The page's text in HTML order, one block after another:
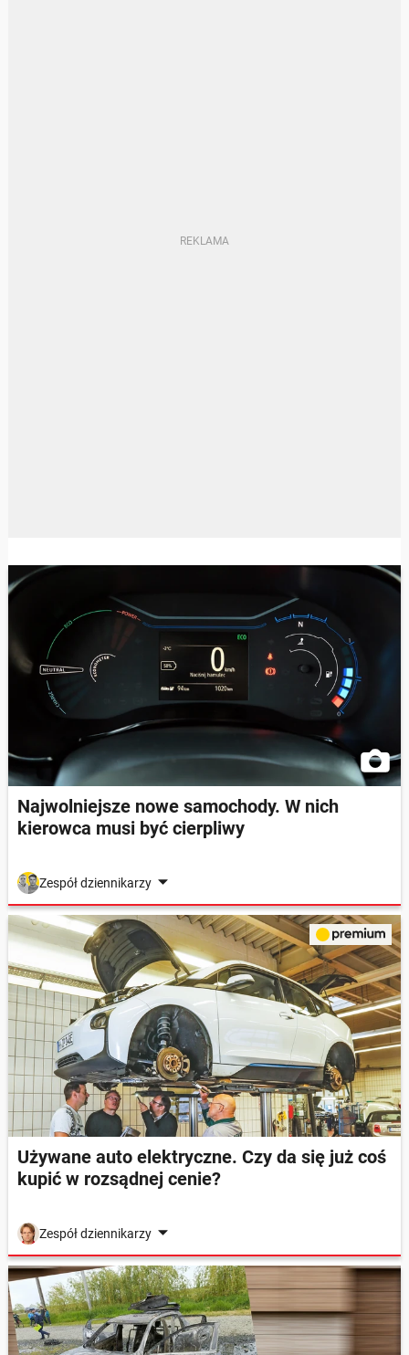
Najwolniejsze nowe samochody. W nich
kierowca musi być cierpliwy
Zespół dziennikarzy
Używane auto elektryczne. Czy da się już coś
kupić w rozsądnej cenie?
Zespół dziennikarzy